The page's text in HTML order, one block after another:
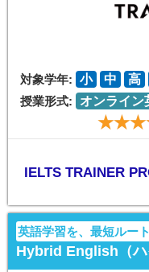
対象学年: 小 中 高
授業形式:
オンライン
IELTS TRAINER
英語学習を、最短ルー
Hybrid English（ハ